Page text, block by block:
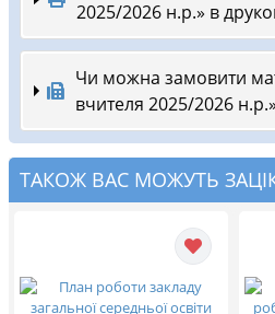
2025/2026 н.р.» в
Чи можна замовити
вчителя 2025/2026
ТАКОЖ ВАС МОЖУТЬ